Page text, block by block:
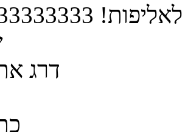
דרג